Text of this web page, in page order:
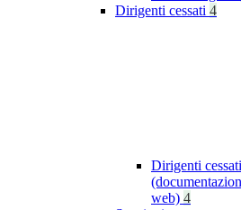
Dirigenti cessati 4
Dirigenti
web) 4